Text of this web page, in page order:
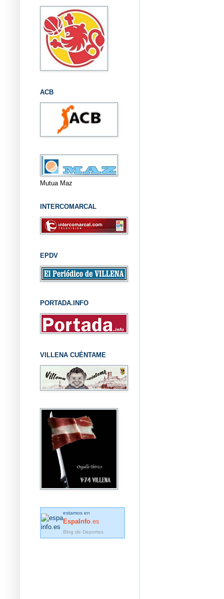
ACB
Mutua Maz
INTERCOMARCAL
EPDV
PORTADA.INFO
VILLENA CUÉNTAME
estamos en
EspaInfo .es
Blog de Deportes